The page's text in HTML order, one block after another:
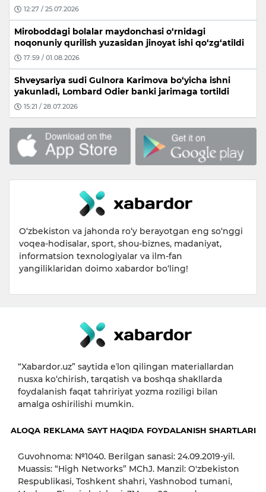
12:27 / 25.07.2026
Miroboddagi bolalar maydonchasi o‘rnidagi
noqonuniy qurilish yuzasidan jinoyat ishi qo‘zg‘atildi
17:59 / 01.08.2026
Shveysariya sudi Gulnora Karimova bo‘yicha ishni
yakunladi, Lombard Odier banki jarimaga tortildi
15:21 / 28.07.2026
O‘zbekiston va jahonda ro‘y berayotgan eng so‘nggi
voqea-hodisalar, sport, shou-biznes, madaniyat,
informatsion texnologiyalar va ilm-fan
yangiliklaridan doimo xabardor bo‘ling!
“Xabardor.uz” saytida eʼlon qilingan materiallardan
nusxa ko‘chirish, tarqatish va boshqa shakllarda
foydalanish faqat tahririyat yozma roziligi bilan
amalga oshirilishi mumkin.
ALOQA REKLAMA SAYT HAQIDA FOYDALANISH SHARTLARI
Guvohnoma: №1040. Berilgan sanasi: 24.09.2019-yil.
Muassis: “High Networks” MChJ. Manzil: O'zbekiston
Respublikasi, Toshkent shahri, Yashnobod tumani,